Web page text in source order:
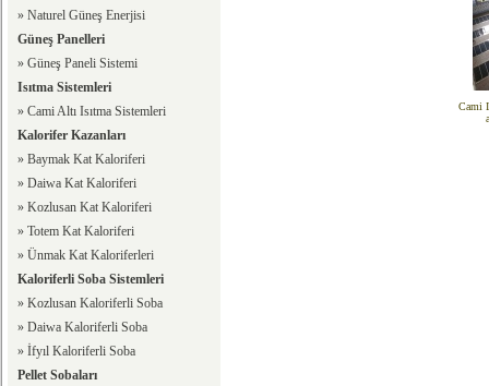
» Naturel Güneş Enerjisi
Güneş Panelleri
» Güneş Paneli Sistemi
Isıtma Sistemleri
» Cami Altı Isıtma Sistemleri
Kalorifer Kazanları
» Baymak Kat Kaloriferi
» Daiwa Kat Kaloriferi
» Kozlusan Kat Kaloriferi
» Totem Kat Kaloriferi
» Ünmak Kat Kaloriferleri
Kaloriferli Soba Sistemleri
» Kozlusan Kaloriferli Soba
» Daiwa Kaloriferli Soba
» İfyıl Kaloriferli Soba
Pellet Sobaları
Cami